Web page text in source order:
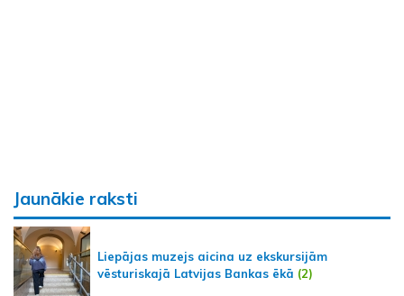
Jaunākie raksti
Liepājas muzejs aicina uz ekskursijām
vēsturiskajā Latvijas Bankas ēkā (2)